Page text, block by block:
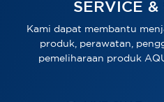
SERVICE &
Kami dapat membantu
produk, perawatan,
pemeliharaan produk